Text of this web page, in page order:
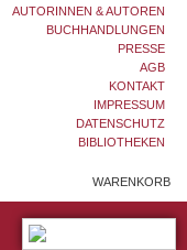
AUTORINNEN & AUTOREN
BUCHHANDLUNGEN
PRESSE
AGB
KONTAKT
IMPRESSUM
DATENSCHUTZ
BIBLIOTHEKEN
WARENKORB